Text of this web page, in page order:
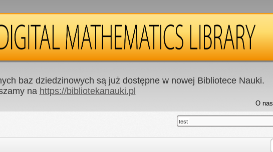
baz dziedzinowych są już dostępne w nowej Bibliotece Nauki.
na https://bibliotekanauki.pl
O nas
test